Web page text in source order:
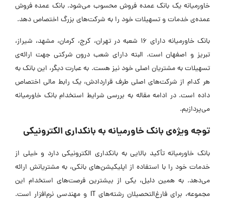
خاورمیانه یک بانک عمده فروش محسوب می‌شود. بانک عمده فروش
عمده‌ی خدمات و تسهیلات خود را به شرکت‌های بزرگ اختصاص دهد.
بانک خاورمیانه دارای ۱۶ شعبه در تهران، کرج، کرمان، مشهد، شیراز،
تبریز و اصفهان است. البته دارای شعب درون شرکتی جهت ارائه‌ی
تسهیلات به مشتریان اصلی خود نیز هست. به عبارت دیگر، این بانک به
هر کدام از شرکت‌های اصلی‌ طرف قراردادش، یک رابط مالی اختصاص
داده است. در ادامه مقاله به بررسی شرایط استخدام بانک خاورمیانه
می‌پردازیم.
توجه ویژه‌ی بانک خاورمیانه به بانکداری الکترونیکی
بانک خاورمیانه تأکید بالایی به بانکداری الکترونیکی دارد و خیلی از
خدمات خود را با استفاده از اپلیکیشن‌های بانکی، به مشتریانش ارائه
می‌دهد. به همین دلیل، یکی از بیشترین فرصت‌های استخدام این
مجموعه، برای فارغ‌التحصیلان رشته‌های IT و مهندسی نرم‌افزار است.